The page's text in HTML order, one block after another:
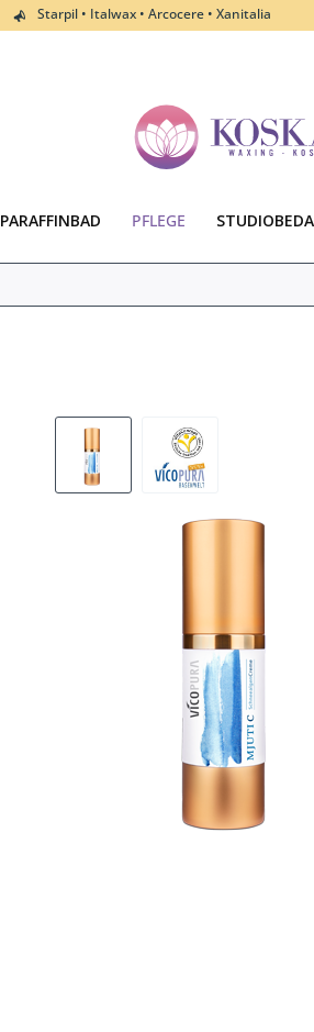
Starpil • Italwax • Arcocere • Xanitalia
PARAFFINBAD PFLEGE